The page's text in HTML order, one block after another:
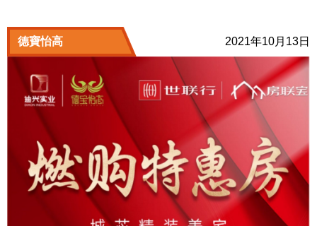
2021年10月13日
德寶怡高